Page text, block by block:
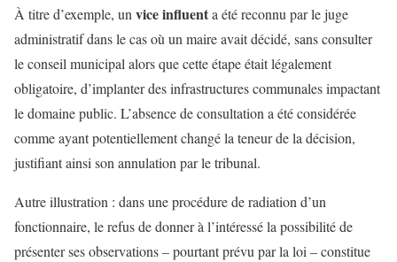
À titre d’exemple, unvice influenta été reconnu par le juge
administratif dans le cas où un maire avait décidé, sans consulter
le conseil municipal alors que cette étape était légalement
obligatoire, d’implanter des infrastructures communales impactant
le domaine public. L’absence de consultation a été considérée
comme ayant potentiellement changé la teneur de la décision,
justifiant ainsi son annulation par le tribunal.
Autre illustration : dans une procédure de radiation d’un
fonctionnaire, le refus de donner à l’intéressé la possibilité de
présenter ses observations – pourtant prévu par la loi – constitue